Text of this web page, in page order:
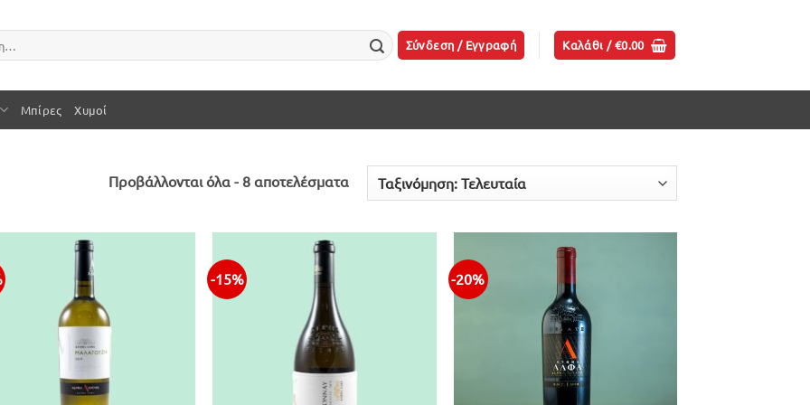
Σύνδεση / Εγγραφή Καλάθι /€0.00
Μπίρες Χυμοί
Προβάλλονται όλα - 8 αποτελέσματαSorted
-15% -20%